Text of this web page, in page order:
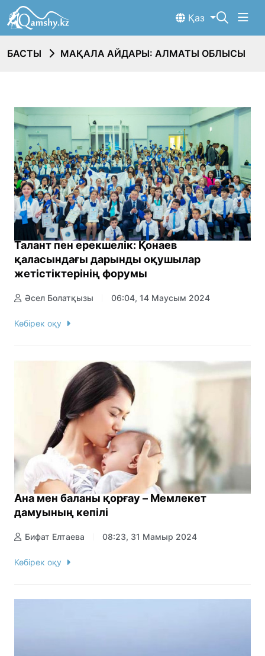
Қаз
БАСТЫ МАҚАЛА АЙДАРЫ: АЛМАТЫ ОБЛЫСЫ
Талант пен ерекшелік: Қонаев
қаласындағы дарынды оқушылар
жетістіктерінің форумы
Әсел Болатқызы 06:04, 14 Маусым 2024
Көбірек оқу
Ана мен баланы қорғау – Мемлекет
дамуының кепілі
Бифат Елтаева 08:23, 31 Мамыр 2024
Көбірек оқу